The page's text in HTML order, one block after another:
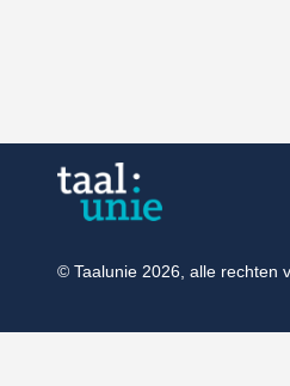
© Taalunie 2026, alle rechten